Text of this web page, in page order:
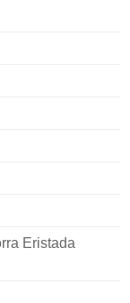
Eristada